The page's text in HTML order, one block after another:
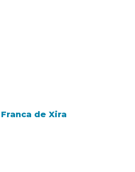
de Xira